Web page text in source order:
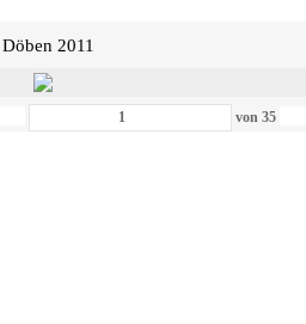
Döben 2011
von35